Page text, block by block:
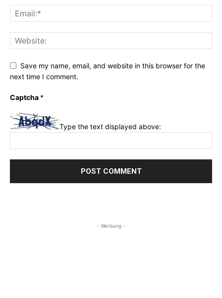
Save my name, email, and website in this browser for the
next time I comment.
Captcha *
Type the text displayed above:
- Werbung -